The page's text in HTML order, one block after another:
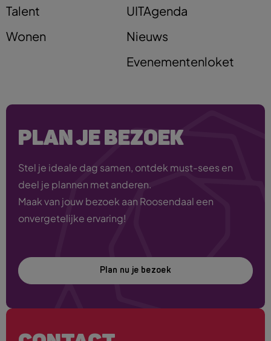
Talent
Wonen
UITAgenda
Nieuws
Evenementenloket
PLAN JE BEZOEK
Stel je ideale dag samen, ontdek must-sees en
deel je plannen met anderen.
Maak van jouw bezoek aan Roosendaal een
onvergetelijke ervaring!
Plan nu je bezoek